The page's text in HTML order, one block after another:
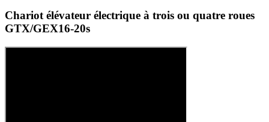
Chariot élévateur électrique à trois ou quatre roues
GTX/GEX16-20s